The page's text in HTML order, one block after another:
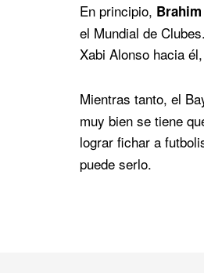
En principio, Brahim
el Mundial de
Xabi Alonso hacia
Mientras tanto, el
muy bien se tiene
lograr fichar a
puede serlo.